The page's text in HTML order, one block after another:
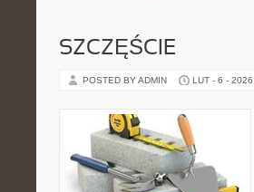
SZCZĘŚCIE
POSTED BY ADMIN LUT - 6 - 2026